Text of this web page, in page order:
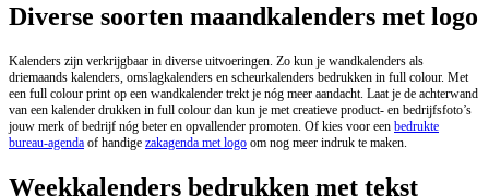
Diverse soorten maandkalenders met logo
Kalenders zijn verkrijgbaar in diverse uitvoeringen. Zo kun je wandkalenders als
driemaands kalenders, omslagkalenders en scheurkalenders bedrukken in full colour. Met
een full colour print op een wandkalender trekt je nóg meer aandacht. Laat je de achterwand
van een kalender drukken in full colour dan kun je met creatieve product- en bedrijfsfoto’s
jouw merk of bedrijf nóg beter en opvallender promoten. Of kies voor een bedrukte
bureau-agenda of handige zakagenda met logo om nog meer indruk te maken.
Weekkalenders bedrukken met tekst